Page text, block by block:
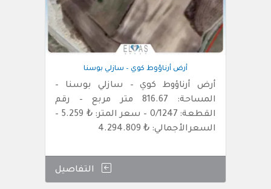
أرض أرناؤوط كوي – سازلي بوسنا
أرض أرناؤوط كوي – سازلي بوسنا –
المساحة: 816.67 متر مربع – رقم
القطعة: 0/1247 – سعر المتر: ₺ 5.259 –
السعرالأجمالي: ₺ 4.294.809
التفاصيل